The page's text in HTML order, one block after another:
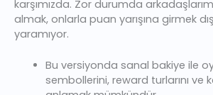
karşımızda. Zor durumda
almak, onlarla puan yarışına girmek
yaramıyor.
Bu versiyonda sanal bakiye ile
sembollerini, reward turlarını ve